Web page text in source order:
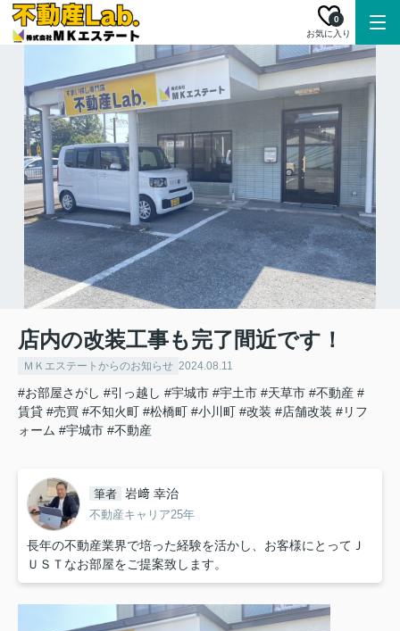
お気に入り
0
店内の改装工事も完了間近です！
ＭＫエステートからのお知らせ 2024.08.11
#お部屋さがし #引っ越し #宇城市 #宇土市 #天草市 #不動産 #
賃貸 #売買 #不知火町 #松橋町 #小川町 #改装 #店舗改装 #リフ
ォーム #宇城市 #不動産
筆者 岩﨑 幸治
不動産キャリア25年
長年の不動産業界で培った経験を活かし、お客様にとってＪ
ＵＳＴなお部屋をご提案致します。